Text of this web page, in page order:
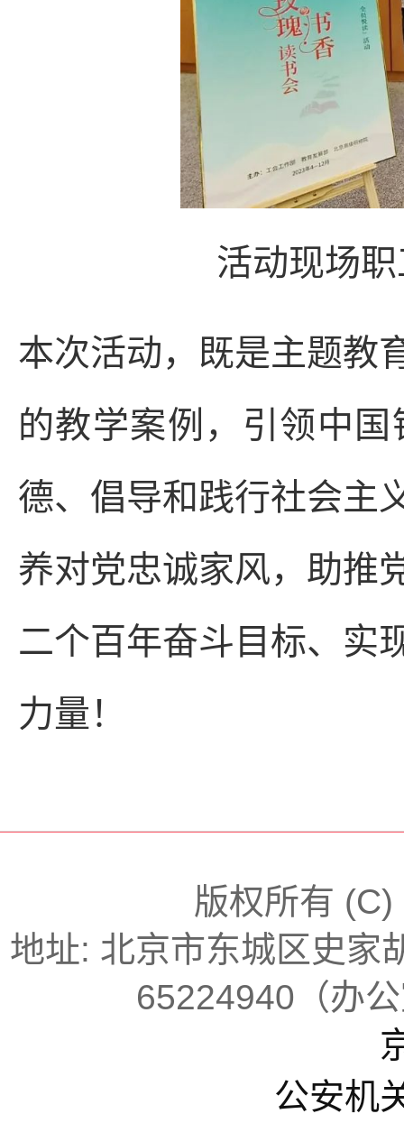
活动现场
本次活动，既是主题教
的教学案例，引领中
德、倡导和践行社会主
养对党忠诚家风，助推
二个百年奋斗目标、实
力量！
版权所有
地址: 北京市东城区
65224940（办
公安机